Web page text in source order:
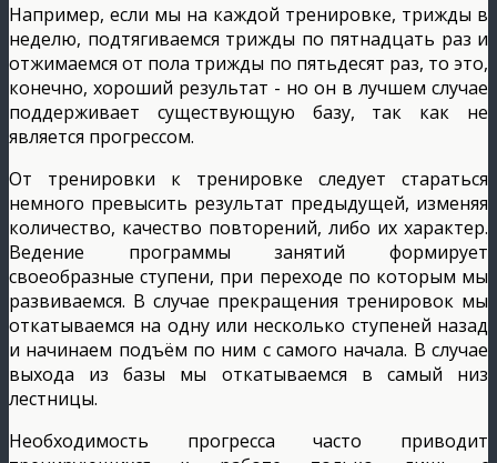
Например, если мы на каждой тренировке, трижды в
неделю, подтягиваемся трижды по пятнадцать раз и
отжимаемся от пола трижды по пятьдесят раз, то это,
конечно, хороший результат - но он в лучшем случае
поддерживает существующую базу, так как не
является прогрессом.
От тренировки к тренировке следует стараться
немного превысить результат предыдущей, изменяя
количество, качество повторений, либо их характер.
Ведение программы занятий формирует
своеобразные ступени, при переходе по которым мы
развиваемся. В случае прекращения тренировок мы
откатываемся на одну или несколько ступеней назад
и начинаем подъём по ним с самого начала. В случае
выхода из базы мы откатываемся в самый низ
лестницы.
Необходимость прогресса часто приводит